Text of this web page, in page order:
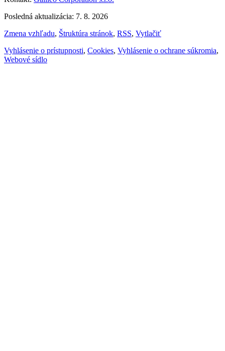
Posledná aktualizácia: 7. 8. 2026
Zmena vzhľadu, Štruktúra stránok, RSS, Vytlačiť
Vyhlásenie o prístupnosti, Cookies, Vyhlásenie o ochrane súkromia,
Webové sídlo